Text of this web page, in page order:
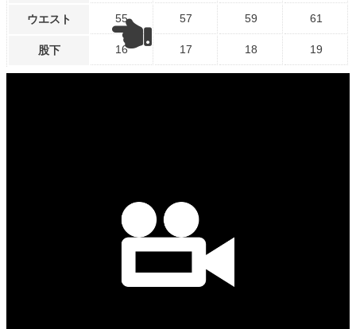
ウエスト 55 57 59 61
股下 16 17 18 19